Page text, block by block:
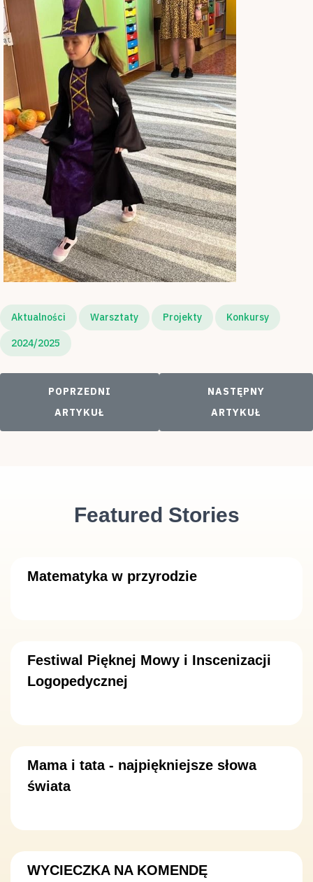
Aktualności Warsztaty Projekty Konkursy
2024/2025
POPRZEDNI ARTYKUŁ: BO TO NASZ KRAJ, NASZA
POPRZEDNI
ARTYKUŁ
NASTĘPNY
NASTĘPNY
ARTYKUŁ
Featured Stories
Matematyka w przyrodzie
Festiwal Pięknej Mowy i Inscenizacji
Logopedycznej
Mama i tata - najpiękniejsze słowa
świata
WYCIECZKA NA KOMENDĘ